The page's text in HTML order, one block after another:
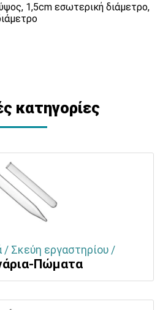
1,5cm εσωτερική διάμετρο,
κατηγορίες
/ Σκεύη εργαστηρίου /
Πώματα